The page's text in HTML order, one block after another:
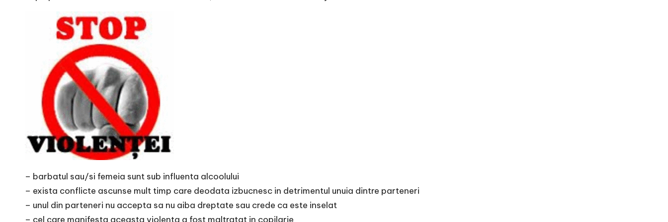
e
– barbatul sau/si femeia sunt sub influenta alcoolului
– exista conflicte ascunse mult timp care deodata izbucnesc in detrimentul unuia dintre parteneri
– unul din parteneri nu accepta sa nu aiba dreptate sau crede ca este inselat
– cel care manifesta aceasta violenta a fost maltratat in copilarie